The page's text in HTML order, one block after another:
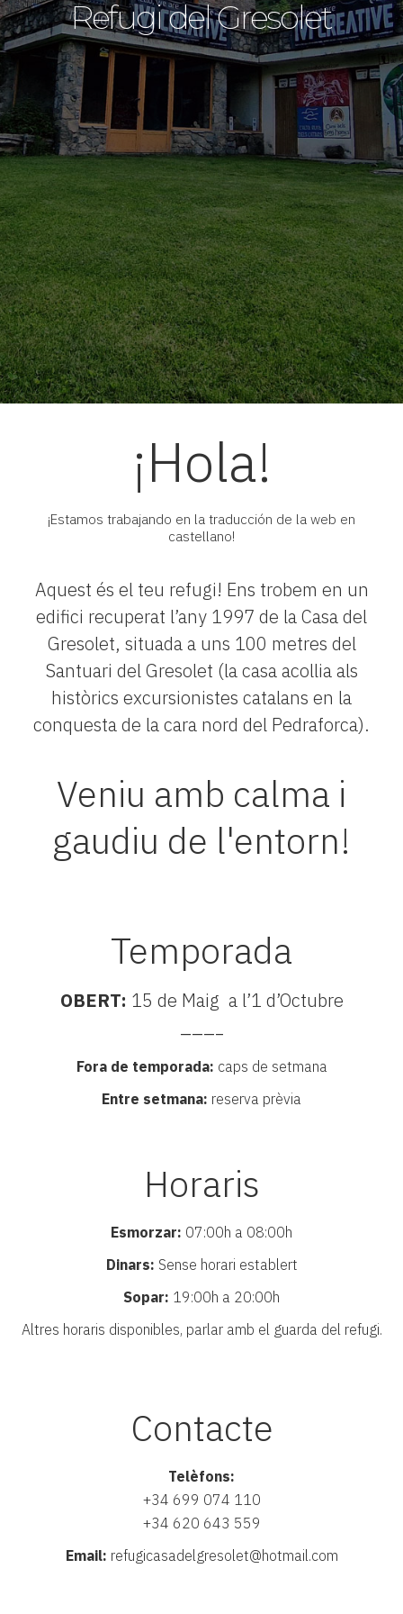
Refugi del Gresolet
¡Hola!
¡Estamos trabajando en la traducción de la web en
castellano!
Aquest és el teu refugi! Ens trobem en un
edifici recuperat l’any 1997 de la Casa del
Gresolet, situada a uns 100 metres del
Santuari del Gresolet (la casa acollia als
històrics excursionistes catalans en la
conquesta de la cara nord del Pedraforca).
Veniu amb calma i
gaudiu de l'entorn!
Temporada
OBERT: 15 de Maig a l’1 d’Octubre
———–
Fora de temporada: caps de setmana
Entre setmana: reserva prèvia
Horaris
Esmorzar: 07:00h a 08:00h
Dinars: Sense horari establert
Sopar: 19:00h a 20:00h
Altres horaris disponibles, parlar amb el guarda del refugi.
Contacte
Telèfons:
+34 699 074 110
+34 620 643 559
Email: refugicasadelgresolet@hotmail.com